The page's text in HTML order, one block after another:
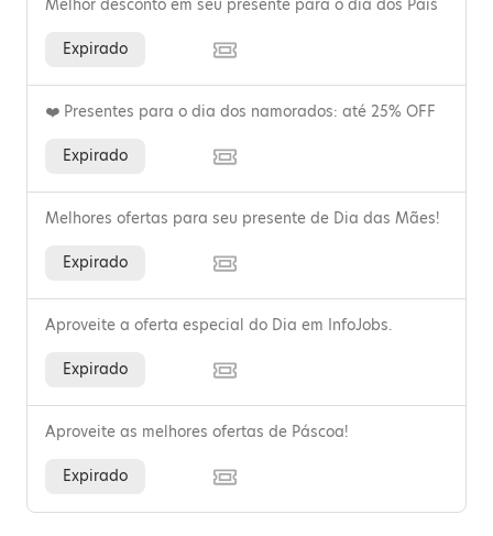
Melhor desconto em seu presente para o dia dos Pais
Expirado
❤️ Presentes para o dia dos namorados: até 25% OFF
Expirado
Melhores ofertas para seu presente de Dia das Mães!
Expirado
Aproveite a oferta especial do Dia em InfoJobs.
Expirado
Aproveite as melhores ofertas de Páscoa!
Expirado